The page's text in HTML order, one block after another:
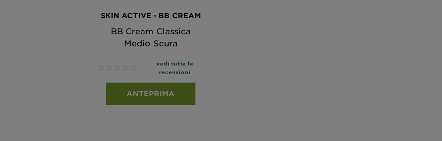
SKIN ACTIVE - BB CREAM
BB Cream Classica
Medio Scura
No reviews
vedi tutte le
recensioni
ANTEPRIMA